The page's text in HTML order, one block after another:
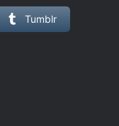
Tumblr